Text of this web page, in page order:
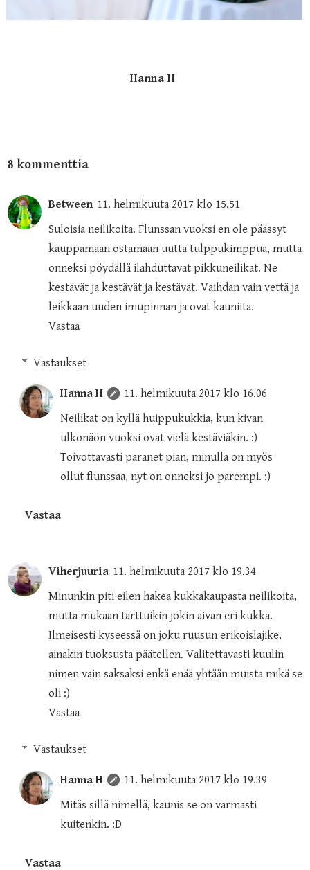
Hanna H
8 kommenttia
Between 11. helmikuuta 2017 klo 15.51
Suloisia neilikoita. Flunssan vuoksi en ole päässyt
kauppamaan ostamaan uutta tulppukimppua, mutta
onneksi pöydällä ilahduttavat pikkuneilikat. Ne
kestävät ja kestävät ja kestävät. Vaihdan vain vettä ja
leikkaan uuden imupinnan ja ovat kauniita.
Vastaa
Vastaukset
Hanna H
11. helmikuuta 2017 klo 16.06
Neilikat on kyllä huippukukkia, kun kivan
ulkonäön vuoksi ovat vielä kestäviäkin. :)
Toivottavasti paranet pian, minulla on myös
ollut flunssaa, nyt on onneksi jo parempi. :)
Vastaa
Viherjuuria 11. helmikuuta 2017 klo 19.34
Minunkin piti eilen hakea kukkakaupasta neilikoita,
mutta mukaan tarttuikin jokin aivan eri kukka.
Ilmeisesti kyseessä on joku ruusun erikoislajike,
ainakin tuoksusta päätellen. Valitettavasti kuulin
nimen vain saksaksi enkä enää yhtään muista mikä se
oli :)
Vastaa
Vastaukset
Hanna H
11. helmikuuta 2017 klo 19.39
Mitäs sillä nimellä, kaunis se on varmasti
kuitenkin. :D
Vastaa